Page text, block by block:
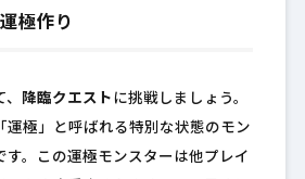
極作り
降臨クエスト に挑戦しましょう。
運極」と呼ばれる特別な状態のモン
す。この運極モンスターは他プレイ